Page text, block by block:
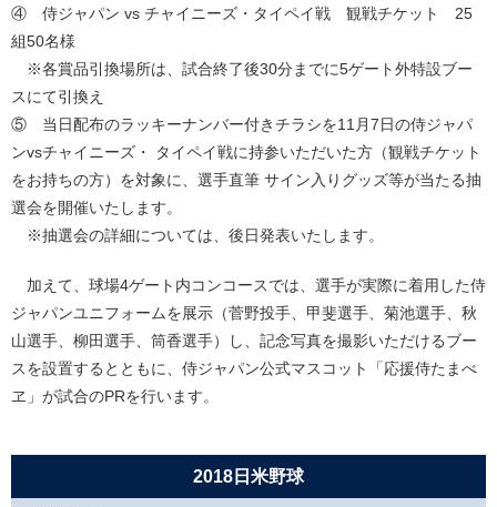
④ 侍ジャパン vs チャイニーズ・タイペイ戦 観戦チケット 25
組50名様
※各賞品引換場所は、試合終了後30分までに5ゲート外特設ブー
スにて引換え
⑤ 当日配布のラッキーナンバー付きチラシを11月7日の侍ジャパ
ンvsチャイニーズ・ タイペイ戦に持参いただいた方（観戦チケット
をお持ちの方）を対象に、選手直筆 サイン入りグッズ等が当たる抽
選会を開催いたします。
※抽選会の詳細については、後日発表いたします。
加えて、球場4ゲート内コンコースでは、選手が実際に着用した侍
ジャパンユニフォームを展示（菅野投手、甲斐選手、菊池選手、秋
山選手、柳田選手、筒香選手）し、記念写真を撮影いただけるブー
スを設置するとともに、侍ジャパン公式マスコット「応援侍たまべ
ヱ」が試合のPRを行います。
2018日米野球